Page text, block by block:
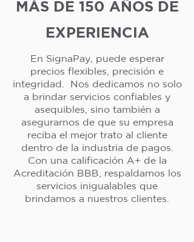
MÁS DE 150 AÑOS DE
EXPERIENCIA
En SignaPay, puede esperar
precios flexibles, precisión e
integridad. Nos dedicamos no solo
a brindar servicios confiables y
asequibles, sino también a
asegurarnos de que su empresa
reciba el mejor trato al cliente
dentro de la industria de pagos.
Con una calificación A+ de la
Acreditación BBB, respaldamos los
servicios inigualables que
brindamos a nuestros clientes.